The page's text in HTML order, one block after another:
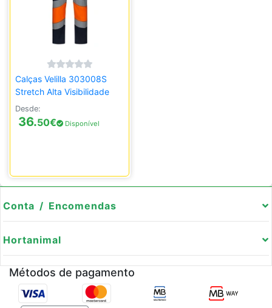
Calças Velilla 303008S
Stretch Alta Visibilidade
Desde:
36.50€ Disponível
Conta / Encomendas
Hortanimal
Métodos de pagamento